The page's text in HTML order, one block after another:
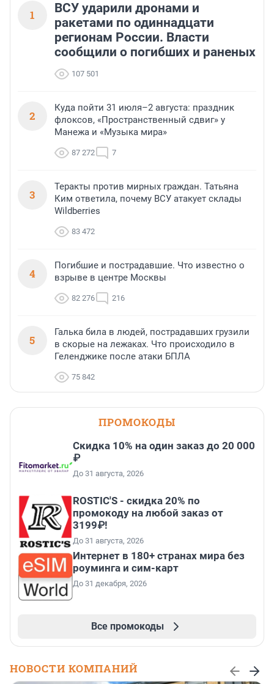
1
ВСУ ударили дронами и
ракетами по одиннадцати
регионам России. Власти
сообщили о погибших и раненых
107 501
2
Куда пойти 31 июля–2 августа: праздник
флоксов, «Пространственный сдвиг» у
Манежа и «Музыка мира»
87 272 7
3
Теракты против мирных граждан. Татьяна
Ким ответила, почему ВСУ атакует склады
Wildberries
83 472
4
Погибшие и пострадавшие. Что известно о
взрыве в центре Москвы
82 276 216
5
Галька била в людей, пострадавших грузили
в скорые на лежаках. Что происходило в
Геленджике после атаки БПЛА
75 842
ПРОМОКОДЫ
Скидка 10% на один заказ до 20 000
₽
До 31 августа, 2026
ROSTIC'S - скидка 20% по
промокоду на любой заказ от
3199₽!
До 31 августа, 2026
Интернет в 180+ странах мира без
роуминга и сим-карт
До 31 декабря, 2026
Все промокоды
НОВОСТИ КОМПАНИЙ